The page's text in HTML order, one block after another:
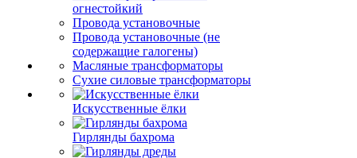
огнестойкий
Провода установочные
Провода установочные (не
содержащие галогены)
Масляные трансформаторы
Сухие силовые трансформаторы
Искусственные ёлки
Гирлянды бахрома